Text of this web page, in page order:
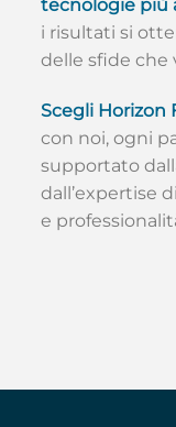
tecnologie più
i risultati si
delle sfide che
Scegli Horizon
con noi, ogni
supportato
dall’expertise
e